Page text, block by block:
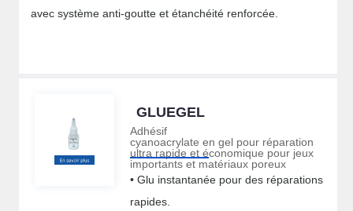
avec système anti-goutte et étanchéité renforcée.
GLUEGEL
Adhésif
cyanoacrylate en gel pour réparation
ultra rapide et économique pour jeux
importants et matériaux poreux
• Glu instantanée pour des réparations
rapides.